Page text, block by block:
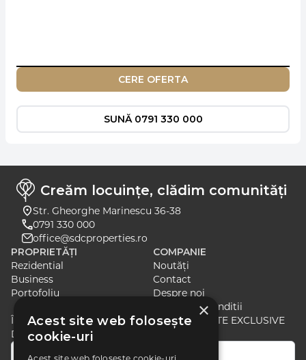
CERE OFERTA
SUNĂ 0791 330 000
Creăm locuințe, clădim comunități
Str. Gheorghe Marinescu 36-38
0791 330 000
office@sdcproperties.ro
PROPRIETĂȚI
Rezidential
Business
Portofoliu
COMPANIE
Noutăți
Contact
Despre noi
Termeni si Conditii
ÎNSCRIE-TE PENTRU A PRIMI ȘTIRI ȘI OFERTE EXCLUSIVE
DESPRE CELE MAI RECENTE LANSĂRI
×
Acest site web folosește
cookie-uri